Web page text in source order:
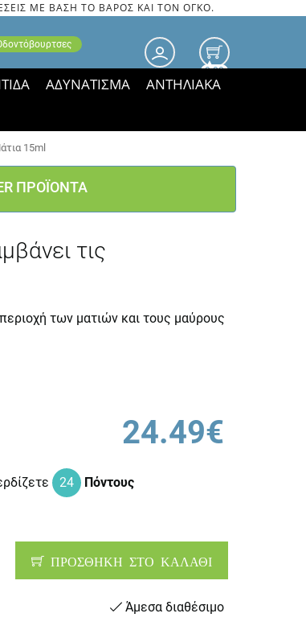
ΜΕ ΒΑΣΗ ΤΟ ΒΑΡΟΣ ΚΑΙ ΤΟΝ ΟΓΚΟ.
0.00
ΑΔΥΝΑΤΙΣΜΑ
ΑΝΤΗΛΙΑΚΑ
15ml
ΠΡΟΪΟΝΤΑ
τις
των ματιών και τους μαύρους
24.49€
24 Πόντους
ΠΡΟΣΘΗΚΗ ΣΤΟ ΚΑΛΑΘΙ
Άμεσα διαθέσιμο